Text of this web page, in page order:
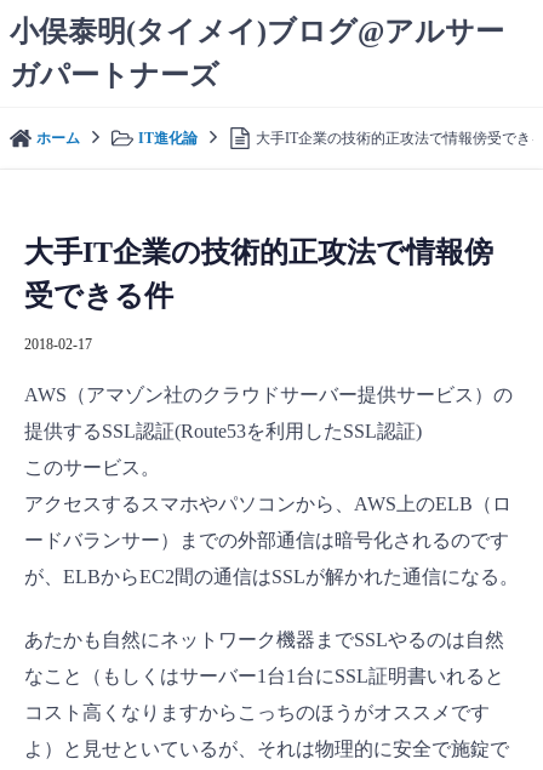
ン
テ
ツ
小俣泰明(タイメイ)ブログ@アルサー
ガパートナーズ
ホーム IT進化論 大手IT企業の技術的正攻法で情報傍受でき
大手IT企業の技術的正攻法で情報傍
受できる件
2018-02-17
AWS（アマゾン社のクラウドサーバー提供サービス）の
提供するSSL認証(Route53を利用したSSL認証)
このサービス。
アクセスするスマホやパソコンから、AWS上のELB（ロ
ードバランサー）までの外部通信は暗号化されるのです
が、ELBからEC2間の通信はSSLが解かれた通信になる。
あたかも自然にネットワーク機器までSSLやるのは自然
なこと（もしくはサーバー1台1台にSSL証明書いれると
コスト高くなりますからこっちのほうがオススメです
よ）と見せといているが、それは物理的に安全で施錠で